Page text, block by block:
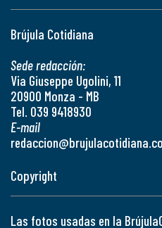
Brújula Cotidiana
Sede redacción:
Via Giuseppe Ugolini, 11
20900 Monza - MB
Tel. 039 9418930
E-mail
Copyright
Las fotos usadas en la